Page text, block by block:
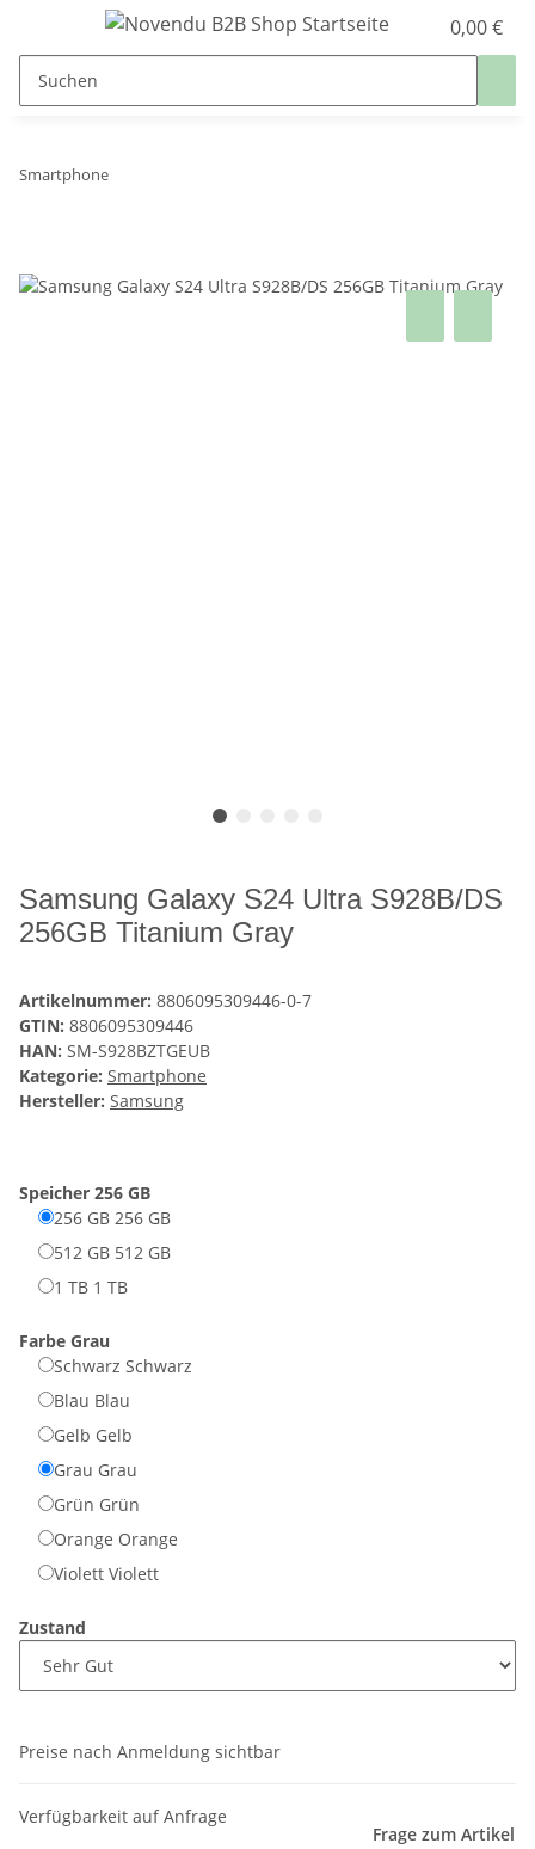
0,00 €
Smartphone
Samsung Galaxy S24 Ultra S928B/DS
256GB Titanium Gray
Artikelnummer: 8806095309446-0-7
GTIN: 8806095309446
HAN: SM-S928BZTGEUB
Kategorie: Smartphone
Hersteller: Samsung
Speicher 256 GB
256 GB 256 GB
512 GB 512 GB
1 TB 1 TB
Farbe Grau
Schwarz Schwarz
Blau Blau
Gelb Gelb
Grau Grau
Grün Grün
Orange Orange
Violett Violett
Zustand
Preise nach Anmeldung sichtbar
Verfügbarkeit auf Anfrage
Frage zum Artikel